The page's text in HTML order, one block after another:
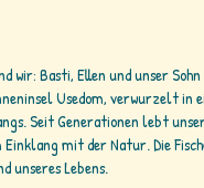
wir: Basti, Ellen und unser
Usedom, verwurzelt in
Seit Generationen lebt
Einklang mit der Natur. Die
unseres Lebens.